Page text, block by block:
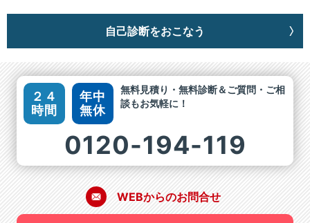
自己診断をおこなう
２４
時間
年中
無休
無料見積り・無料診断＆ご質問・ご相
談もお気軽に！
0120-194-119
WEBからのお問合せ